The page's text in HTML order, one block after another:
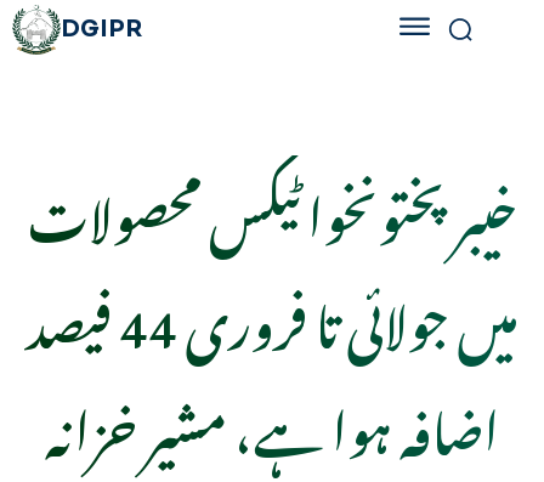
DGIPR
خیبرپختونخوا ٹیکس محصولات
میں جولائی تا فروری 44 فیصد
اضافہ ہوا ہے، مشیر خزانہ